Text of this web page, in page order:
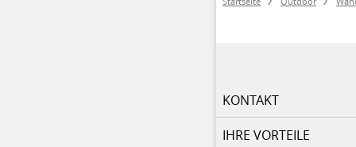
KONTAKT
IHRE VORTEILE